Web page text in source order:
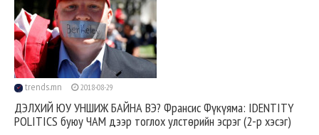
trends.mn 2018-08-29
ДЭЛХИЙ ЮУ УНШИЖ БАЙНА ВЭ? Франсис Фүкүяма: IDENTITY
POLITICS буюу ЧАМ дээр тоглох улстөрийн эсрэг (2-р хэсэг)